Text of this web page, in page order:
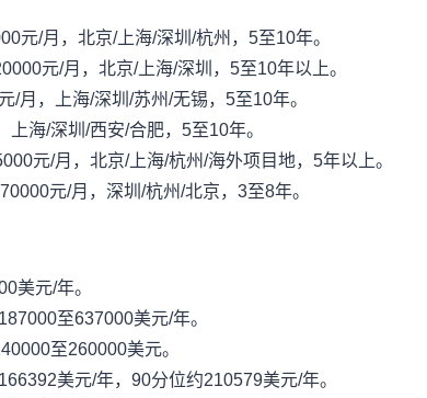
元/月，北京/上海/深圳/杭州，5至10年。
元/月，北京/上海/深圳，5至10年以上。
月，上海/深圳/苏州/无锡，5至10年。
海/深圳/西安/合肥，5至10年。
元/月，北京/上海/杭州/海外项目地，5年以上。
元/月，深圳/杭州/北京，3至8年。
美元/年。
至637000美元/年。
至260000美元。
美元/年，90分位约210579美元/年。